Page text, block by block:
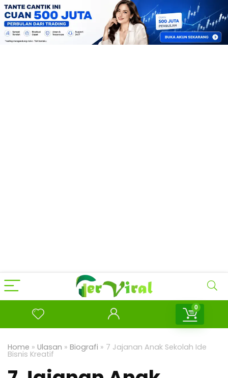
0
Home » Ulasan » Biografi » 7 Jajanan Anak Sekolah Ide
Bisnis Kreatif